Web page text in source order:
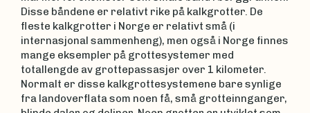
Disse båndene er relativt rike på kalkgrotter. De
fleste kalkgrotter i Norge er relativt små (i
internasjonal sammenheng), men også i Norge finnes
mange eksempler på grottesystemer med
totallengde av grottepassasjer over 1 kilometer.
Normalt er disse kalkgrottesystemene bare synlige
fra landoverflata som noen få, små grotteinnganger,